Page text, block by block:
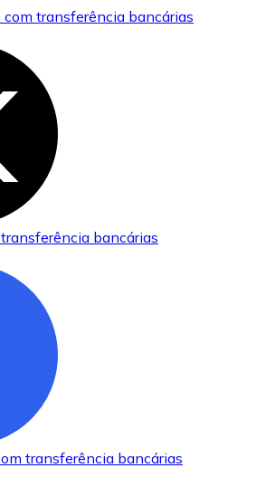
com transferência bancárias
bancárias
transferência bancárias